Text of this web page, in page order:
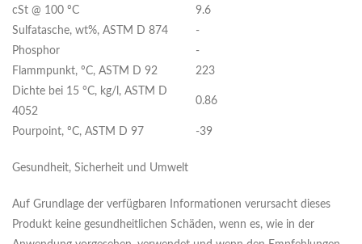
cSt @ 100 ºC
9.6
Sulfatasche, wt%, ASTM D 874
-
Phosphor
-
Flammpunkt, ºC, ASTM D 92
223
Dichte bei 15 °C, kg/l, ASTM D
4052
0.86
Pourpoint, ºC, ASTM D 97 -39
Gesundheit, Sicherheit und Umwelt
Auf Grundlage der verfügbaren Informationen verursacht dieses
Produkt keine gesundheitlichen Schäden, wenn es, wie in der